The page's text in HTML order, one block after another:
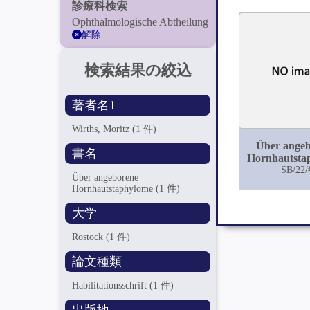
診療科検索
Ophthalmologische Abtheilung
解除
検索結果の絞込
著者名1
Wirths, Moritz(1 件)
書名
Über angeborene
Hornhautstaphylome(1 件)
大学
Rostock(1 件)
論文種類
Habilitationsschrift(1 件)
Über
SB/22/